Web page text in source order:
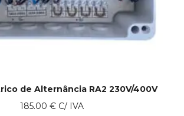
de Alternância RA2 230V/400V
185.00 € C/ IVA